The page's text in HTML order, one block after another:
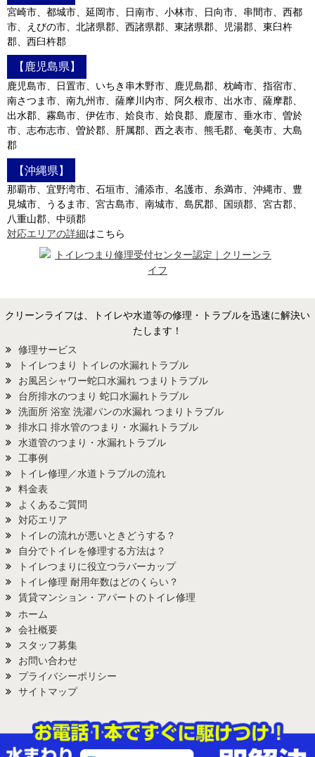
宮崎市、都城市、延岡市、日南市、小林市、日向市、串間市、西都
市、えびの市、北諸県郡、西諸県郡、東諸県郡、児湯郡、東臼杵
郡、西臼杵郡
【鹿児島県】
鹿児島市、日置市、いちき串木野市、鹿児島郡、枕崎市、指宿市、
南さつま市、南九州市、薩摩川内市、阿久根市、出水市、薩摩郡、
出水郡、霧島市、伊佐市、姶良市、姶良郡、鹿屋市、垂水市、曽於
市、志布志市、曽於郡、肝属郡、西之表市、熊毛郡、奄美市、大島
郡
【沖縄県】
那覇市、宜野湾市、石垣市、浦添市、名護市、糸満市、沖縄市、豊
見城市、うるま市、宮古島市、南城市、島尻郡、国頭郡、宮古郡、
八重山郡、中頭郡
対応エリアの詳細はこちら
クリーンライフは、トイレや水道等の修理・トラブルを迅速に解決い
たします！
修理サービス
トイレつまり トイレの水漏れトラブル
お風呂シャワー蛇口水漏れ つまりトラブル
台所排水のつまり 蛇口水漏れトラブル
洗面所 浴室 洗濯パンの水漏れ つまりトラブル
排水口 排水管のつまり・水漏れトラブル
水道管のつまり・水漏れトラブル
工事例
トイレ修理／水道トラブルの流れ
料金表
よくあるご質問
対応エリア
トイレの流れが悪いときどうする？
自分でトイレを修理する方法は？
トイレつまりに役立つラバーカップ
トイレ修理 耐用年数はどのくらい？
賃貸マンション・アパートのトイレ修理
ホーム
会社概要
スタッフ募集
お問い合わせ
プライバシーポリシー
サイトマップ